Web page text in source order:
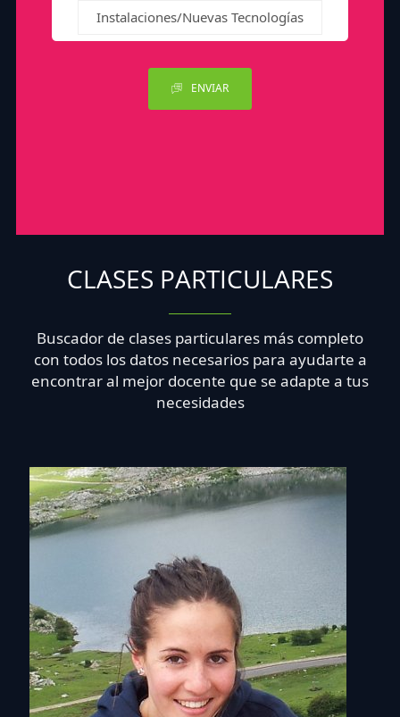
Instalaciones/Nuevas Tecnologías
ENVIAR
CLASES PARTICULARES
Buscador de clases particulares más completo
con todos los datos necesarios para ayudarte a
encontrar al mejor docente que se adapte a tus
necesidades